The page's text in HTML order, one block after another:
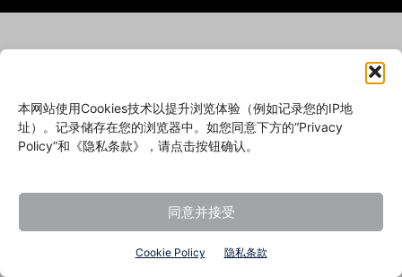
本网站使用Cookies技术以提升浏览体验（例如记录您的IP地
址）。记录储存在您的浏览器中。如您同意下方的“Privacy
Policy”和《隐私条款》，请点击按钮确认。
同意并接受
Cookie Policy 隐私条款